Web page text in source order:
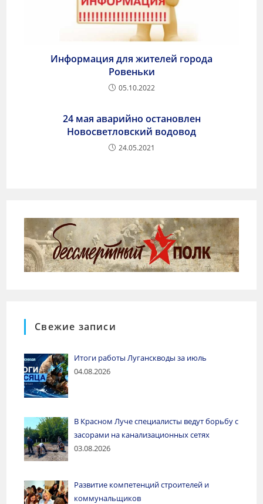
Информация для жителей города
Ровеньки
05.10.2022
24 мая аварийно остановлен
Новосветловский водовод
24.05.2021
Свежие записи
Итоги работы Луганскводы за июль
04.08.2026
В Красном Луче специалисты ведут борьбу с
засорами на канализационных сетях
03.08.2026
Развитие компетенций строителей и
коммунальщиков